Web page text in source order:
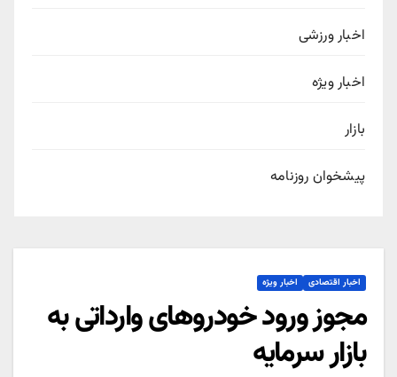
اخبار ورزشی
اخبار ویژه
بازار
پیشخوان روزنامه
اخبار اقتصادی اخبار ویژه
مجوز ورود خودروهای وارداتی به
بازار سرمایه